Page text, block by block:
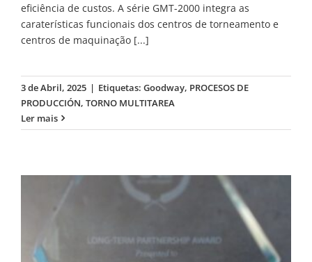
eficiência de custos. A série GMT-2000 integra as
caraterísticas funcionais dos centros de torneamento e
centros de maquinação [...]
3 de Abril, 2025 | Etiquetas: Goodway, PROCESOS DE
PRODUCCIÓN, TORNO MULTITAREA
Ler mais